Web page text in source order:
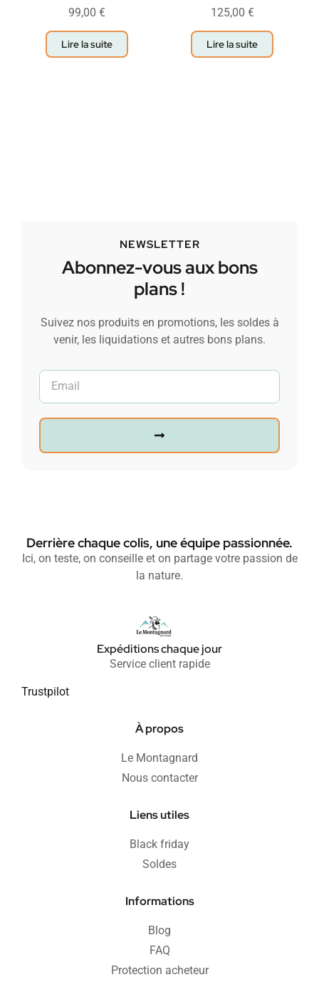
99,00 €
Lire la suite
125,00 €
Lire la suite
NEWSLETTER
Abonnez-vous aux bons
plans !
Suivez nos produits en promotions, les soldes à
venir, les liquidations et autres bons plans.
Derrière chaque colis, une équipe passionnée.
Ici, on teste, on conseille et on partage votre passion de
la nature.
Expéditions chaque jour
Service client rapide
Trustpilot
À propos
Le Montagnard
Nous contacter
Liens utiles
Black friday
Soldes
Informations
Blog
FAQ
Protection acheteur